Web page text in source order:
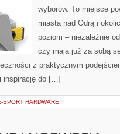
wyborów. To miejsce
miasta nad Odrą i
poziom – niezależnie
czy mają już za sobą
z praktycznym
inspirację do […]
SPORT HARDWARE